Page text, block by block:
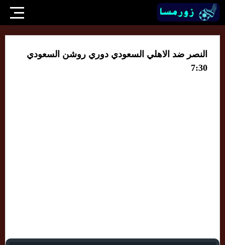
النصر ضد الاهلي السعودي دوري روشن السعودي
7:30